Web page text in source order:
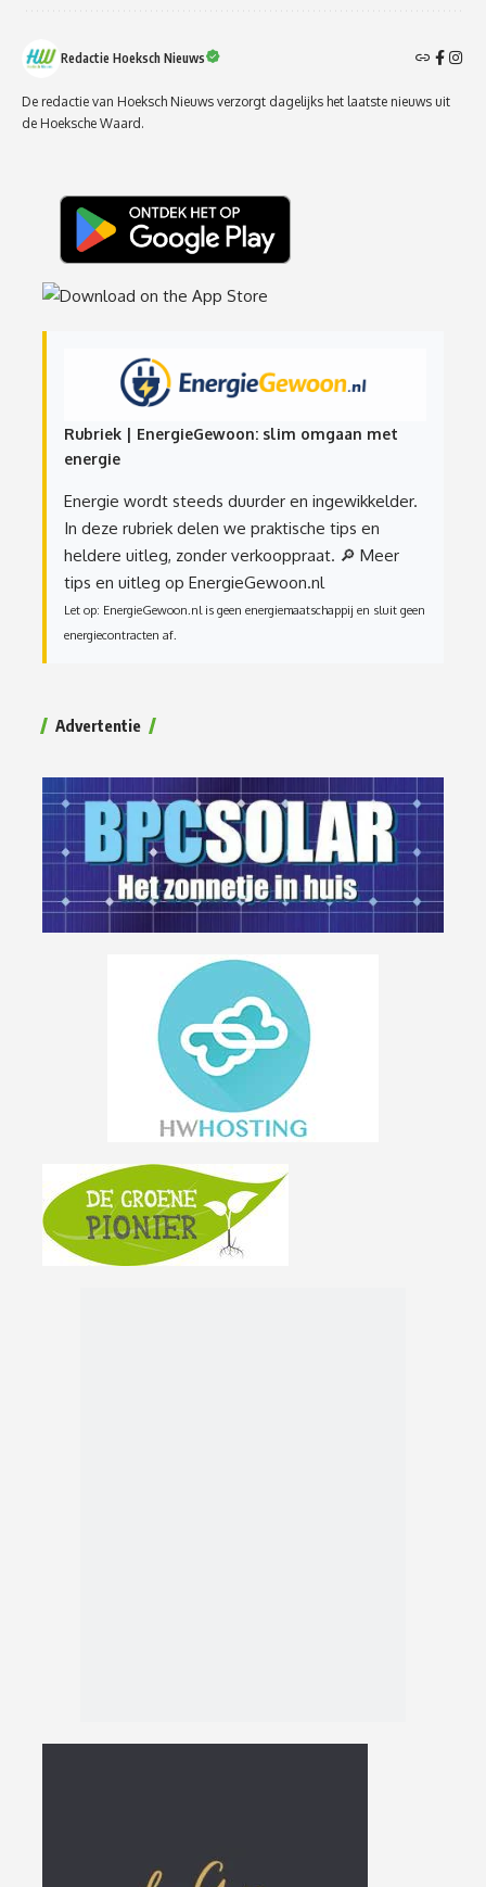
Redactie Hoeksch Nieuws
De redactie van Hoeksch Nieuws verzorgt dagelijks het laatste nieuws uit
de Hoeksche Waard.
Rubriek | EnergieGewoon: slim omgaan met
energie
Energie wordt steeds duurder en ingewikkelder.
In deze rubriek delen we praktische tips en
heldere uitleg, zonder verkooppraat. 🔎 Meer
tips en uitleg op EnergieGewoon.nl
Let op: EnergieGewoon.nl is geen energiemaatschappij en sluit geen
energiecontracten af.
Advertentie